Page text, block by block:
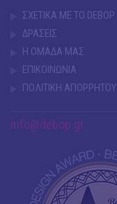
ΣΧΕΤΙΚΑ ΜΕ ΤΟ DEBOP
ΔΡΑΣΕΙΣ
Η ΟΜΑΔΑ ΜΑΣ
ΕΠΙΚΟΙΝΩΝΙΑ
ΠΟΛΙΤΙΚΗ ΑΠΟΡΡΗΤΟΥ
info@debop.gr